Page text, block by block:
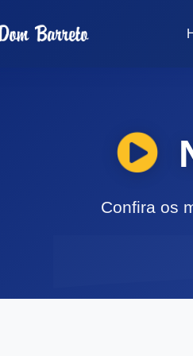
Confira os